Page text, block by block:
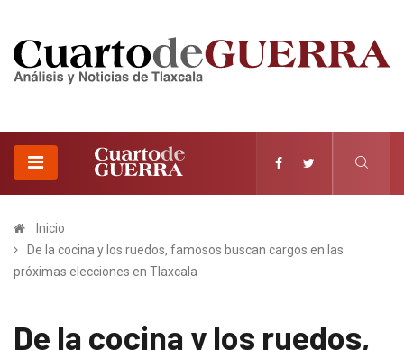
Inicio
De la cocina y los ruedos, famosos buscan cargos en las
próximas elecciones en Tlaxcala
De la cocina y los ruedos,